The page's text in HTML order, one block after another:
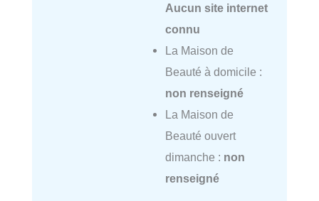
Aucun site internet
connu
La Maison de
Beauté à domicile :
non renseigné
La Maison de
Beauté ouvert
dimanche : non
renseigné